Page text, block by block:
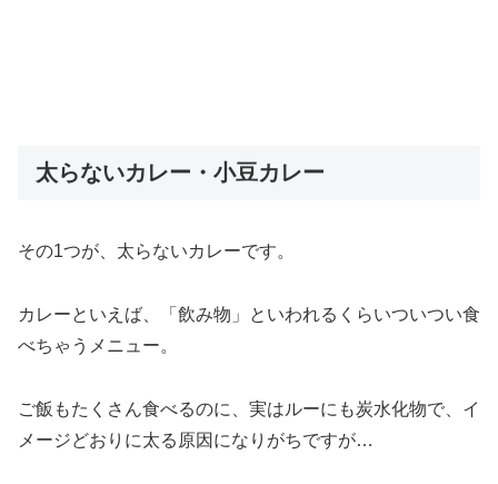
太らないカレー・小豆カレー
その1つが、太らないカレーです。
カレーといえば、「飲み物」といわれるくらいついつい食
べちゃうメニュー。
ご飯もたくさん食べるのに、実はルーにも炭水化物で、イ
メージどおりに太る原因になりがちですが…